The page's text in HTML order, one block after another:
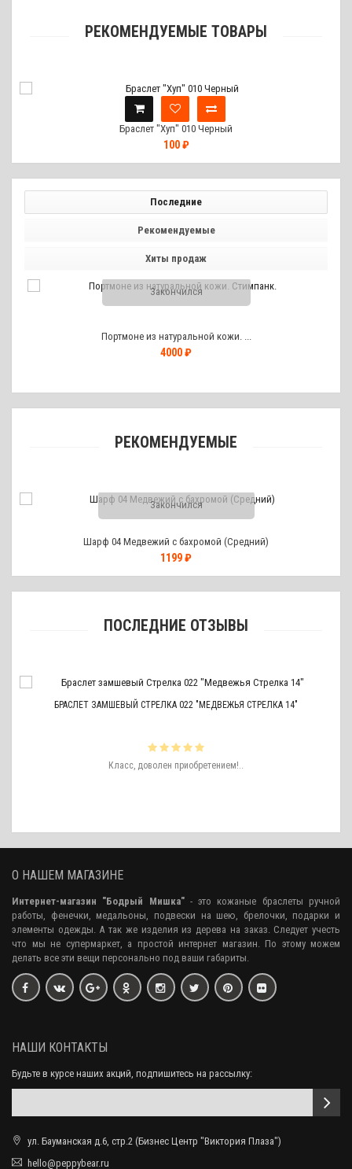
РЕКОМЕНДУЕМЫЕ ТОВАРЫ
Браслет "Хуп" 010 Черный
100 ₽
Последние
Рекомендуемые
Хиты продаж
Закончился
Портмоне из натуральной кожи. ...
4000 ₽
РЕКОМЕНДУЕМЫЕ
Закончился
Шарф 04 Медвежий с бахромой (Средний)
1199 ₽
ПОСЛЕДНИЕ ОТЗЫВЫ
БРАСЛЕТ ЗАМШЕВЫЙ СТРЕЛКА 022 "МЕДВЕЖЬЯ СТРЕЛКА 14"
Класс, доволен приобретением!..
О НАШЕМ МАГАЗИНЕ
Интернет-магазин "Бодрый Мишка"- это кожаные браслеты ручной
работы, фенечки, медальоны, подвески на шею, брелочки, подарки и
элементы одежды. А так же изделия из дерева на заказ. Следует учесть
что мы не супермаркет, а простой интернет магазин. По этому можем
делать все эти вещи персонально под ваши габариты.
НАШИ КОНТАКТЫ
Будьте в курсе наших акций, подпишитесь на рассылку:
ул. Бауманская д.6, стр.2 (Бизнес Центр "Виктория Плаза")
hello@peppybear.ru